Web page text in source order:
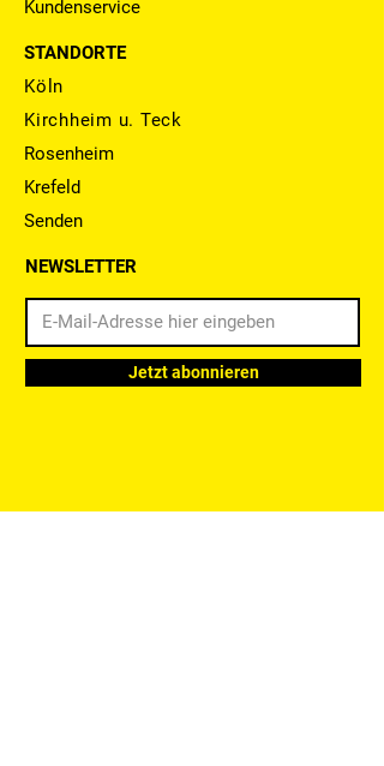
Kundenservice
STANDORTE
Köln
Kirchheim u. Teck
Rosenheim
Krefeld
Senden
Jetzt abonnieren
NEWSLETTER